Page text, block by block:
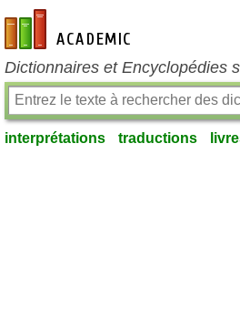
fr-academic.com
Dictionnaires et Encyclopédies
interprétations traductions